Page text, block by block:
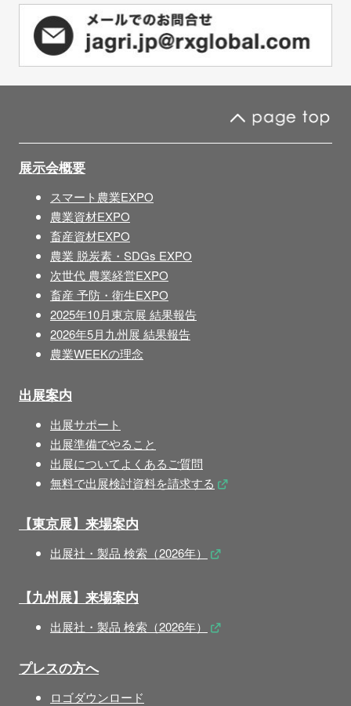
展示会概要
スマート農業EXPO
農業資材EXPO
畜産資材EXPO
農業 脱炭素・SDGs EXPO
次世代 農業経営EXPO
畜産 予防・衛生EXPO
2025年10月東京展 結果報告
2026年5月九州展 結果報告
農業WEEKの理念
出展案内
出展サポート
出展準備でやること
出展についてよくあるご質問
無料で出展検討資料を請求する
【東京展】来場案内
出展社・製品 検索（2026年）
【九州展】来場案内
出展社・製品 検索（2026年）
プレスの方へ
ロゴダウンロード